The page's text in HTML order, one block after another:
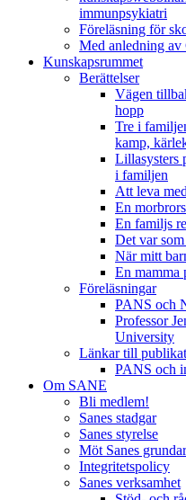
immunpsykiatri
Föreläsning för
Med anledning
Kunskapsrummet
Berättelser
Vägen
hopp
Tre i
kamp,
Lillasysters
i familjen
Att leva
En
En familjs
Det var
När mitt
En mamma
Föreläsningar
PANS och
Professor
University
Länkar till
PANS och
Om SANE
Bli medlem!
Sanes stadgar
Sanes styrelse
Möt Sanes
Integritetspolicy
Sanes verksamhet